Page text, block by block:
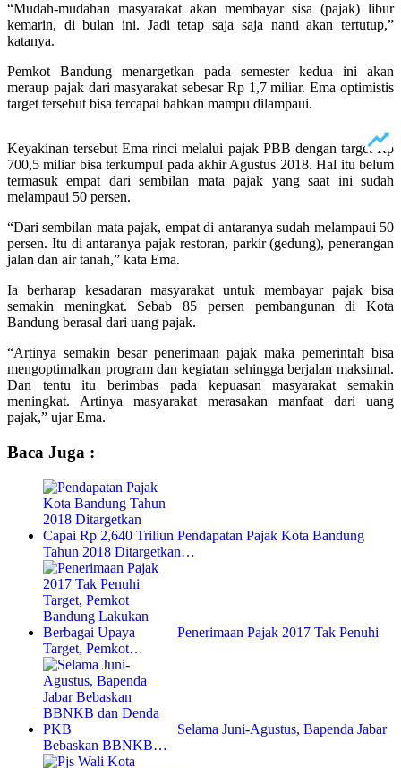
“Mudah-mudahan masyarakat akan membayar sisa (pajak) libur
kemarin, di bulan ini. Jadi tetap saja saja nanti akan tertutup,”
katanya.
Pemkot Bandung menargetkan pada semester kedua ini akan
meraup pajak dari masyarakat sebesar Rp 1,7 miliar. Ema optimistis
target tersebut bisa tercapai bahkan mampu dilampaui.
Keyakinan tersebut Ema rinci melalui pajak PBB dengan target Rp
700,5 miliar bisa terkumpul pada akhir Agustus 2018. Hal itu belum
termasuk empat dari sembilan mata pajak yang saat ini sudah
melampaui 50 persen.
“Dari sembilan mata pajak, empat di antaranya sudah melampaui 50
persen. Itu di antaranya pajak restoran, parkir (gedung), penerangan
jalan dan air tanah,” kata Ema.
Ia berharap kesadaran masyarakat untuk membayar pajak bisa
semakin meningkat. Sebab 85 persen pembangunan di Kota
Bandung berasal dari uang pajak.
“Artinya semakin besar penerimaan pajak maka pemerintah bisa
mengoptimalkan program dan kegiatan sehingga berjalan maksimal.
Dan tentu itu berimbas pada kepuasan masyarakat semakin
meningkat. Artinya masyarakat merasakan manfaat dari uang
pajak,” ujar Ema.
Baca Juga :
Pendapatan Pajak Kota Bandung
Tahun 2018 Ditargetkan…
Penerimaan Pajak 2017 Tak Penuhi
Target, Pemkot…
Selama Juni-Agustus, Bapenda Jabar
Bebaskan BBNKB…